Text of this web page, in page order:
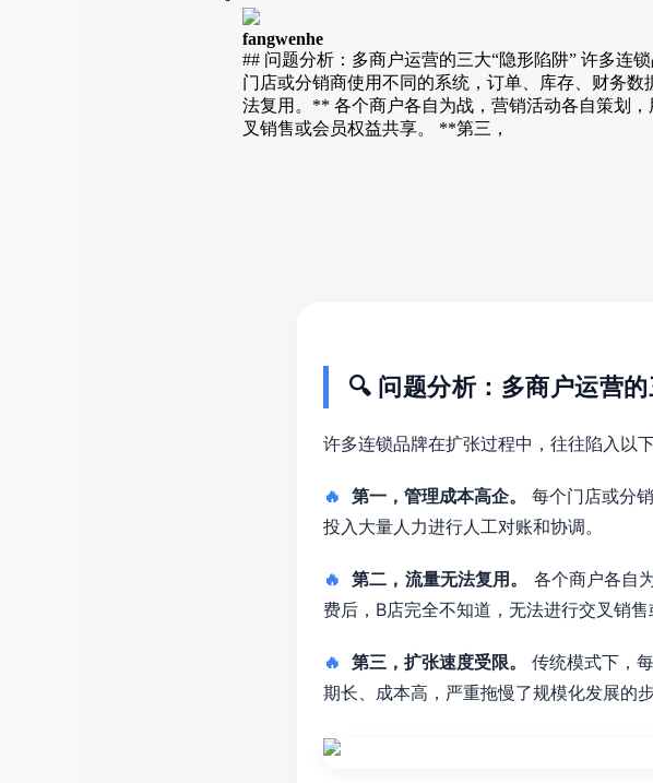
fangwenhe
## 问题分析：多商户运营的三大“隐形陷阱” 许多连
门店或分销商使用不同的系统，订单、库存、财务
法复用。** 各个商户各自为战，营销活动各自策划
叉销售或会员权益共享。 **第三，
🔍 问题分析：多商户运营的
许多连锁品牌在扩张过程中，往往陷入以
🔥 第一，管理成本高企。
每个门店或分
投入大量人力进行人工对账和协调。
🔥 第二，流量无法复用。
各个商户各自
费后，B店完全不知道，无法进行交叉销售
🔥 第三，扩张速度受限。
传统模式下，
期长、成本高，严重拖慢了规模化发展的步